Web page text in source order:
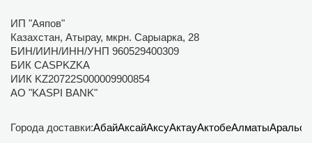
ИП "Аяпов"
Казахстан, Атырау, мкрн. Сарыарка, 28
БИН/ИИН/ИНН/УНП 960529400309
БИК CASPKZKA
ИИК KZ20722S000009900854
АО "KASPI BANK"
Города доставки:АбайАксайАксуАктауАктобеАлматыАральск